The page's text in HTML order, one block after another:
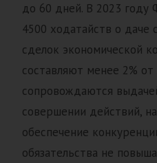
до 60 дней. В 2023 году
4500 ходатайств о даче
сделок экономической
составляют менее 2%
сопровождаются
совершении действий,
обеспечение
обязательства не